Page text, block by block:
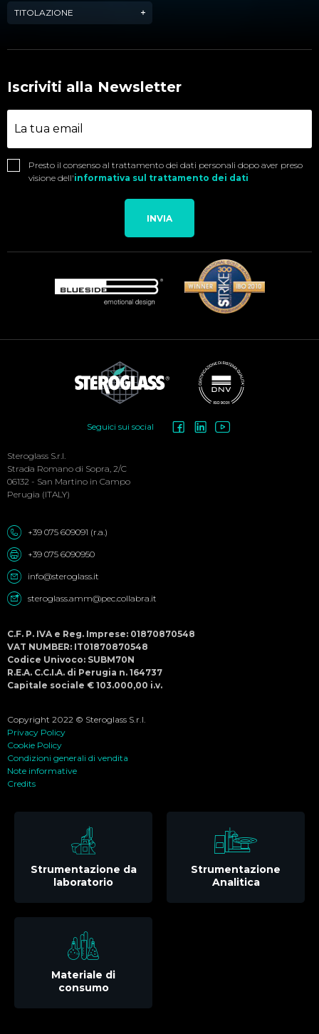
TITOLAZIONE
Iscriviti alla Newsletter
Presto il consenso al trattamento dei dati personali dopo aver preso
visione dell'informativa sul trattamento dei dati
INVIA
Menu
Seguici sui social
Steroglass S.r.l.
Strada Romano di Sopra, 2/C
06132 - San Martino in Campo
Perugia (ITALY)
+39 075 609091 (r.a.)
+39 075 6090950
info@steroglass.it
steroglass.amm@pec.collabra.it
C.F. P. IVA e Reg. Imprese: 01870870548
VAT NUMBER: IT01870870548
Codice Univoco: SUBM70N
R.E.A. C.C.I.A. di Perugia n. 164737
Capitale sociale € 103.000,00 i.v.
Copyright 2022 © Steroglass S.r.l.
Privacy Policy
Cookie Policy
Condizioni generali di vendita
Note informative
Credits
Strumentazione da
laboratorio
Strumentazione
Analitica
Materiale di
consumo